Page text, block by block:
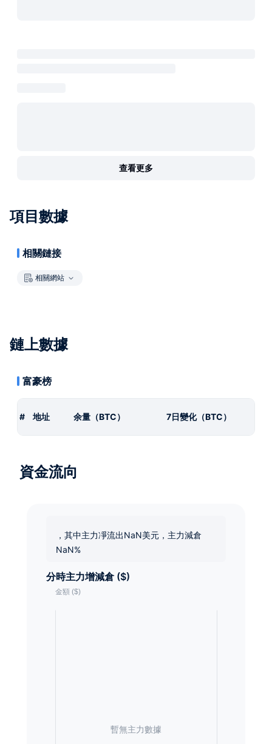
查看更多
項目數據
相關鏈接
相關網站
鏈上數據
富豪榜
# 地址 余量（BTC） 7日變化（BTC）
資金流向
，其中主力凈流出NaN美元，主力減倉
NaN%
分時主力增減倉 ($)
暫無主力數據